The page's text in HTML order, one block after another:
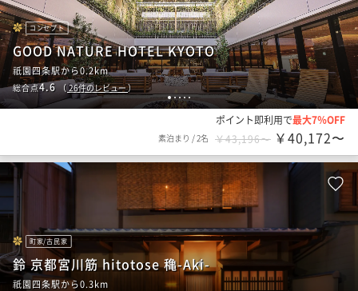
12345
コンセプト
GOOD NATURE HOTEL KYOTO
祇園四条駅から0.2km
総合点4.6 （26件のレビュー）
ポイント即利用で最大7％OFF
素泊まり /2名 ￥43,196〜 ￥40,172〜
町家/古民家
鈴 京都宮川筋 hitotose 穐-Aki-
祇園四条駅から0.3km